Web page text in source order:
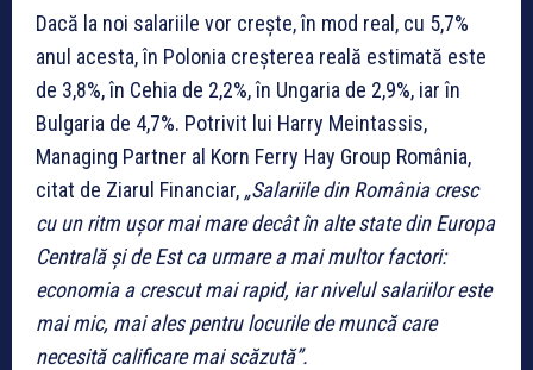
Dacă la noi salariile vor creşte, în mod real, cu 5,7%
anul acesta, în Polonia creşterea reală estimată este
de 3,8%, în Cehia de 2,2%, în Ungaria de 2,9%, iar în
Bulgaria de 4,7%. Potrivit lui Harry Meintassis,
Managing Partner al Korn Ferry Hay Group România,
citat de Ziarul Financiar, „Salariile din România cresc
cu un ritm uşor mai mare decât în alte state din Europa
Centrală şi de Est ca urmare a mai multor factori:
economia a crescut mai rapid, iar nivelul salariilor este
mai mic, mai ales pentru locurile de muncă care
necesită calificare mai scăzută”.